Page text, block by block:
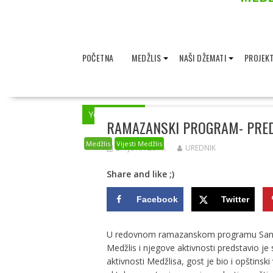
POČETNA MEDŽLIS NAŠI DŽEMATI
You are here
Medžlis Vijesti Medžlis
RAMAZANSKI PROGRAM-
27. JUNA 2016. UREDNIK
Share and like ;)
Facebook Twitter
U redovnom ramazanskom programu
Medžlis i njegove aktivnosti predstavio
aktivnosti Medžlisa, gost je bio i